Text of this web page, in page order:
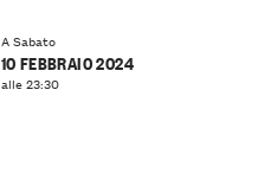
A Sabato
10 FEBBRAIO 2024
alle 23:30